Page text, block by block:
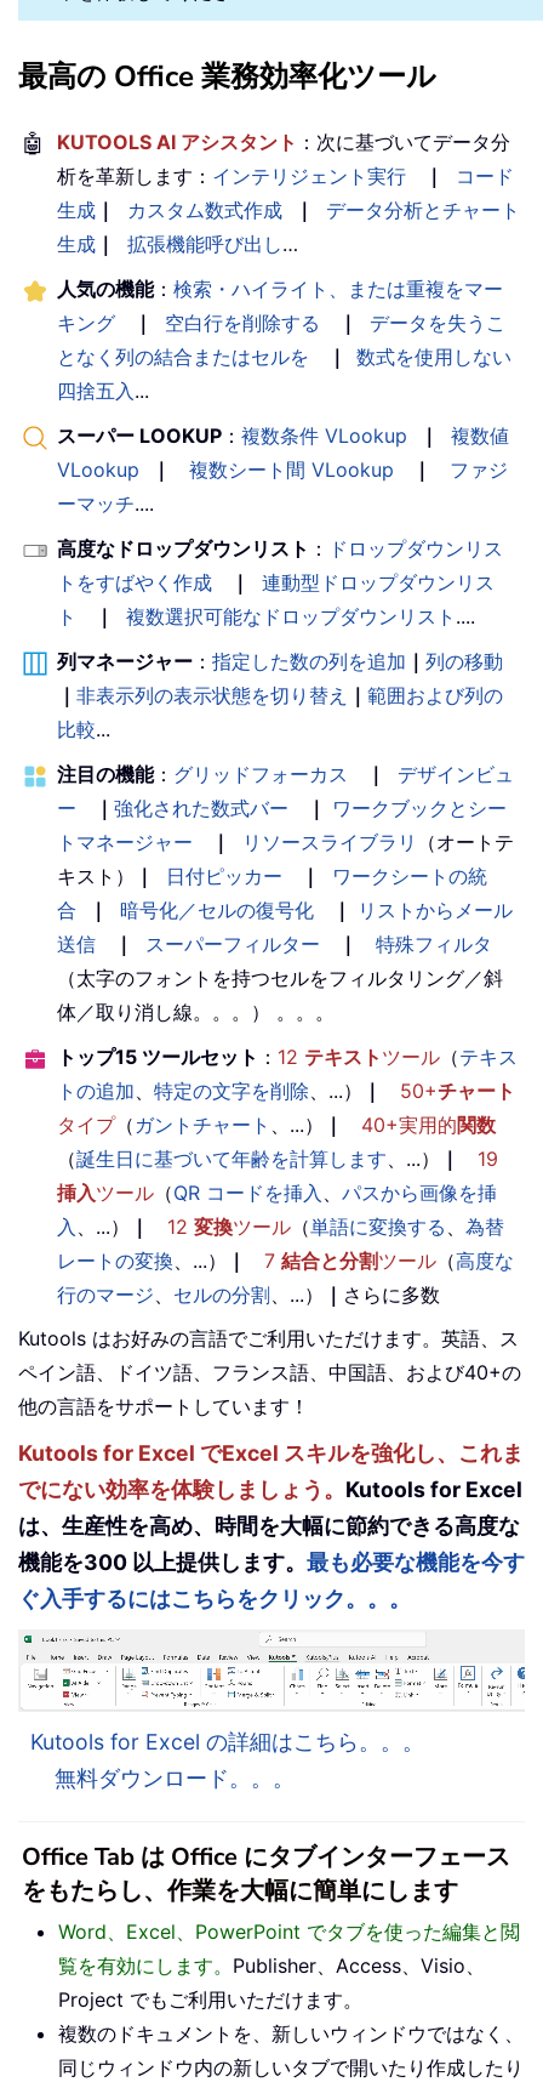
最高の Office 業務効率化ツール
🤖 KUTOOLS AI アシスタント ：次に基づいてデータ分
析を革新します： インテリジェント実行 ｜
コード
生成 ｜ カスタム数式作成 ｜
データ分析とチャート
生成 ｜ 拡張機能呼び出し…
人気の機能： 検索・ハイライト、または重複をマー
キング
｜ 空白行を削除する ｜
データを失うこ
となく列の結合またはセルを
｜
数式を使用しない
四捨五入...
スーパー LOOKUP ： 複数条件 VLookup ｜
複数値
VLookup
｜ 複数シート間 VLookup ｜
ファジ
ーマッチ....
高度なドロップダウンリスト ： ドロップダウンリス
トをすばやく作成
｜
連動型ドロップダウンリス
ト
｜ 複数選択可能なドロップダウンリスト ....
列マネージャー ： 指定した数の列を追加 ｜ 列の移動
｜ 非表示列の表示状態を切り替え ｜ 範囲および列の
比較...
注目の機能： グリッドフォーカス ｜
デザインビュ
ー
｜ 強化された数式バー ｜
ワークブックとシー
トマネージャー
｜ リソースライブラリ
（オートテ
キスト）
｜ 日付ピッカー ｜
ワークシートの統
合
｜ 暗号化／セルの復号化 ｜
リストからメール
送信
｜ スーパーフィルター ｜
特殊フィルタ
（太字のフォントを持つセルをフィルタリング／斜
体／取り消し線。。。） 。。。
トップ15 ツールセット ： 12 テキスト ツール （テキス
トの追加、 特定の文字を削除、...） ｜ 50+チャート
タイプ（ ガントチャート 、...） ｜ 40+実用的関数
（誕生日に基づいて年齢を計算します、...） ｜
19
挿入ツール （QR コードを挿入 、 パスから画像を挿
入 、...） ｜ 12 変換ツール （単語に変換する 、 為替
レートの変換、...） ｜ 7 結合と分割ツール （高度な
行のマージ、 セルの分割、...） ｜ さらに多数
Kutools はお好みの言語でご利用いただけます。英語、ス
ペイン語、ドイツ語、フランス語、中国語、および40+の
他の言語をサポートしています！
Kutools for Excel でExcel スキルを強化し、これま
でにない効率を体験しましょう。 Kutools for Excel
は、生産性を高め、時間を大幅に節約できる高度な
機能を300 以上提供します。 最も必要な機能を今す
ぐ入手するにはこちらをクリック。。。
Kutools for Excel の詳細はこちら。。。
無料ダウンロード。。。
Office Tab は Office にタブインターフェース
をもたらし、作業を大幅に簡単にします
Word、Excel、PowerPoint でタブを使った編集と閲
覧を有効にします。 Publisher、Access、Visio、
Project でもご利用いただけます。
複数のドキュメントを、新しいウィンドウではなく、
同じウィンドウ内の新しいタブで開いたり作成したり